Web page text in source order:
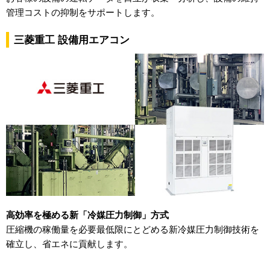
管理コストの抑制をサポートします。
三菱重工 設備用エアコン
高効率を極める新「冷媒圧力制御」方式
圧縮機の稼働量を必要最低限にとどめる新冷媒圧力制御技術を
確立し、省エネに貢献します。